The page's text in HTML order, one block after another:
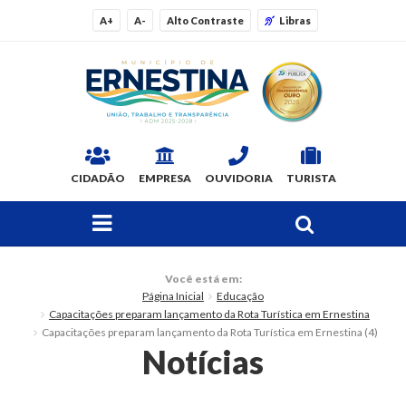
A+ A- Alto Contraste Libras
CIDADÃO EMPRESA OUVIDORIA TURISTA
Dados Gerais
Você está em:
Página Inicial
Educação
Capacitações preparam lançamento da Rota Turística em Ernestina
Capacitações preparam lançamento da Rota Turística em Ernestina (4)
Notícias